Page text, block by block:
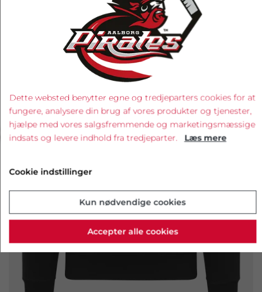
‹ ›
Dette websted benytter egne og tredjeparters cookies for at
fungere, analysere din brug af vores produkter og tjenester,
hjælpe med vores salgsfremmende og marketingsmæssige
indsats og levere indhold fra tredjeparter. Læs mere
Cookie indstillinger
Kun nødvendige cookies
Accepter alle cookies